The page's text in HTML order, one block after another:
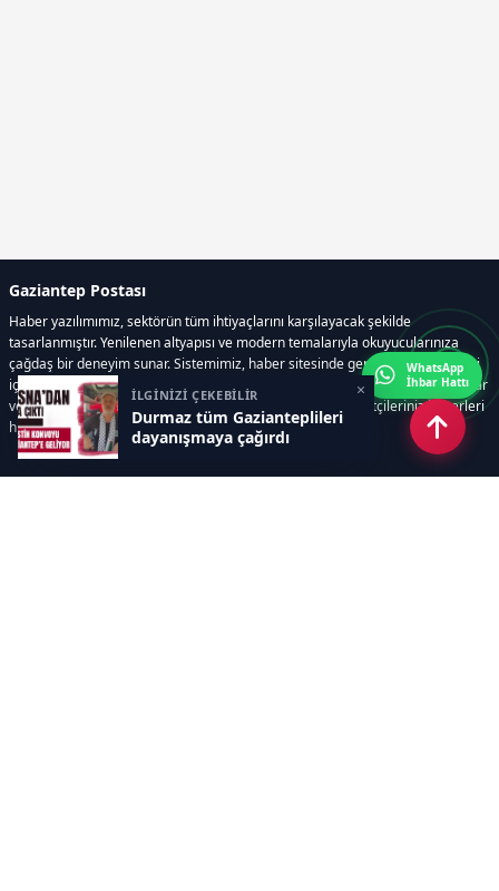
İLGİNİZİ ÇEKEBİLİR
Durmaz tüm Gazianteplileri
dayanışmaya çağırdı
×
Gaziantep Postası
Haber yazılımımız, sektörün tüm ihtiyaçlarını karşılayacak şekilde
tasarlanmıştır. Yenilenen altyapısı ve modern temalarıyla okuyucularınıza
çağdaş bir deneyim sunar. Sistemimiz, haber sitesinde gerekli tüm modülleri
içerir. Siz içerik üretmeye odaklanırken, yazılımımız zamandan tasarruf sağlar
ve süreçlerinizi kolaylaştırır. Etkili arayüzü sayesinde ziyaretçileriniz haberleri
hızlı ve keyifle takip edebilir.
WhatsApp
İhbar Hattı